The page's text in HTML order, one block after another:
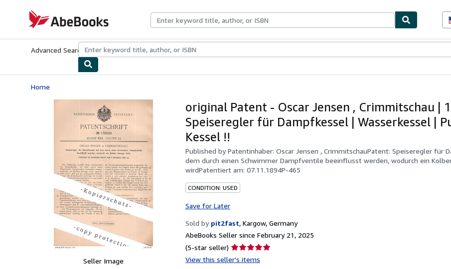
AbeBooks.com
Advanced Search Browse CollectionsRare BooksArt & Collectibles
Home
Seller Image
original Patent - Oscar Jensen , Crimmitschau |
Speiseregler für Dampfkessel | Wasserkessel |
Kessel !!
Published byPatentinhaber: Oscar Jensen , CrimmitschauPatent: Speiseregler für
dem durch einen Schwimmer Dampfventile beeinflusst werden, wodurch ein
wirdPatentiert am: 07.11.1894P-465
CONDITION: USED
Save for Later
Sold by pit2fast, Kargow, Germany
AbeBooks Seller since February 21, 2025
(5-star seller) Seller
rating
View this seller's items